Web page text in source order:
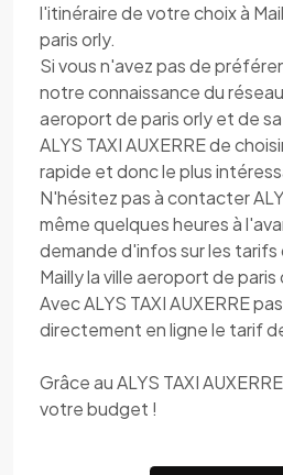
l'itinéraire de votre choix à
paris orly.
Si vous n'avez pas de
notre connaissance du
aeroport de paris orly et de
ALYS TAXI AUXERRE de
rapide et donc le plus
N'hésitez pas à contacter
même quelques heures à
demande d'infos sur les tarifs
Mailly la ville aeroport de paris
Avec ALYS TAXI AUXERRE
directement en ligne le tarif
Grâce au ALYS TAXI
votre budget !